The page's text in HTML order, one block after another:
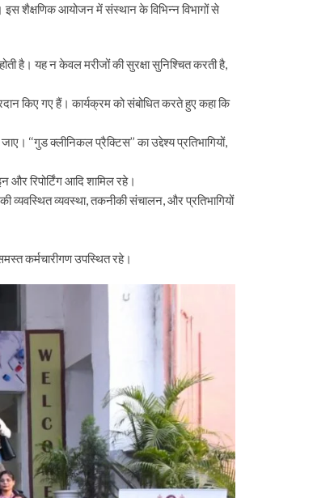
इस शैक्षणिक आयोजन में संस्थान के विभिन्न विभागों से
है। यह न केवल मरीजों की सुरक्षा सुनिश्चित करती है,
किए गए हैं। कार्यक्रम को संबोधित करते हुए कहा कि
‘‘गुड क्लीनिकल प्रैक्टिस’’ का उद्देश्य प्रतिभागियों,
और रिपोर्टिंग आदि शामिल रहे।
व्यवस्थित व्यवस्था, तकनीकी संचालन, और प्रतिभागियों
कर्मचारीगण उपस्थित रहे।